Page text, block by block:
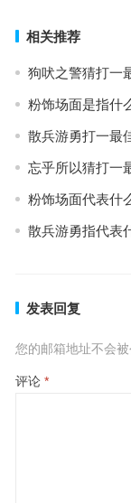
相关推荐
狗吠之警猜打一
粉饰场面是指什
散兵游勇打一最
忘乎所以猜打一
粉饰场面代表什
散兵游勇指代表
发表回复
您的邮箱地址不会被
评论 *